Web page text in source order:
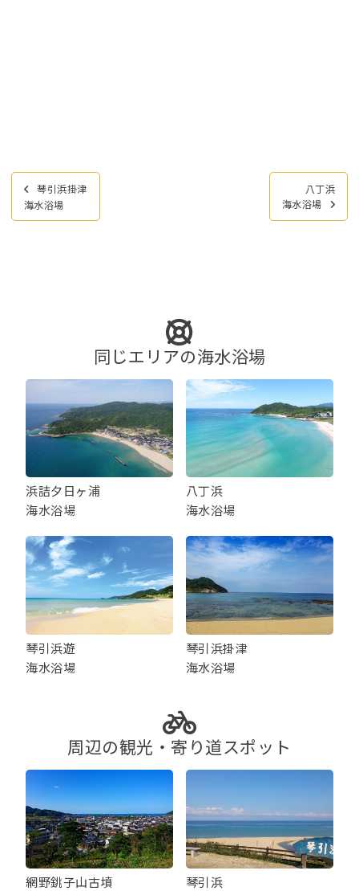
投
ナ
琴引浜掛津
海水浴場
八丁浜
海水浴場
同じエリアの海水浴場
浜詰夕日ヶ浦
海水浴場
八丁浜
海水浴場
琴引浜遊
海水浴場
琴引浜掛津
海水浴場
周辺の観光・寄り道スポット
網野銚子山古墳 琴引浜